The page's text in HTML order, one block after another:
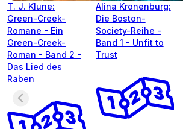
T. J. Klune:
Green-Creek-
Romane - Ein
Green-Creek-
Roman - Band 2 -
Das Lied des
Raben
Alina Kronenburg:
Die Boston-
Society-Reihe -
Band 1 - Unfit to
Trust